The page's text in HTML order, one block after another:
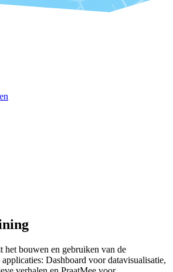
het bouwen en gebruiken van de
Dashboard voor datavisualisatie,